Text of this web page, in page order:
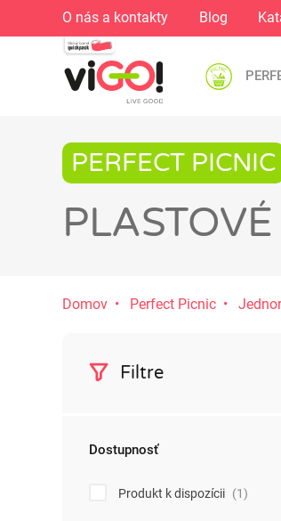
O nás a kontakty Blog
PERFECT PICNIC
Domov Perfect Picnic
Filtre
Dostupnosť
Produkt k dispozícii (1)